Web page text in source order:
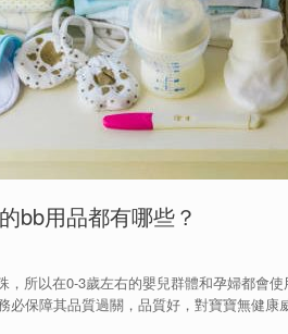
bb用品都有哪些？
，所以在0-3歲左右的嬰兒群體和孕婦都會
必保障其品質過關，品質好，對寶寶無健康